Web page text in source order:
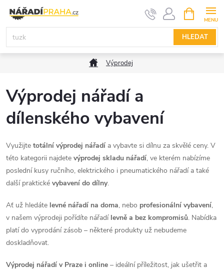
obsah
HLEDAT
NÁKUPNÍ
KOŠÍK
Domů
Výprodej
Výprodej nářadí a
dílenského vybavení
Využijte totální výprodej nářadí a vybavte si dílnu za skvělé ceny. V
této kategorii najdete výprodej skladu nářadí, ve kterém nabízíme
poslední kusy ručního, elektrického i pneumatického nářadí a také
další praktické vybavení do dílny.
Ať už hledáte levné nářadí na doma, nebo profesionální vybavení,
v našem výprodeji pořídíte nářadí levně a bez kompromisů. Nabídka
platí do vyprodání zásob – některé produkty už nebudeme
doskladňovat.
Výprodej nářadí v Praze i online – ideální příležitost, jak ušetřit a